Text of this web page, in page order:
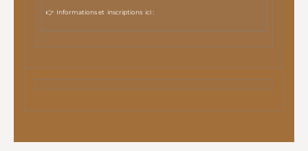
👉 Informations et inscriptions ici :